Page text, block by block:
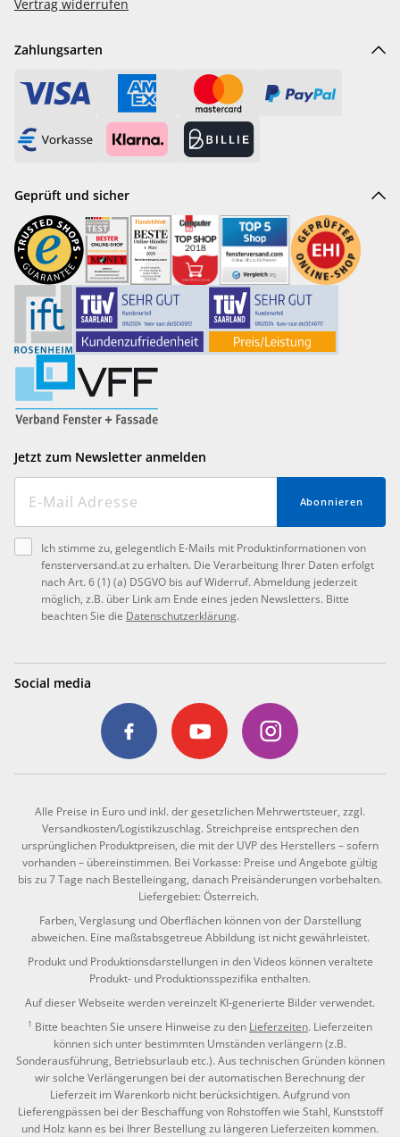
Vertrag widerrufen
Zahlungsarten
Geprüft und sicher
Jetzt zum Newsletter anmelden
Abonnieren
Ich stimme zu, gelegentlich E-Mails mit Produktinformationen von
fensterversand.at zu erhalten. Die Verarbeitung Ihrer Daten erfolgt
nach Art. 6 (1) (a) DSGVO bis auf Widerruf. Abmeldung jederzeit
möglich, z.B. über Link am Ende eines jeden Newsletters. Bitte
beachten Sie die Datenschutzerklärung.
Social media
Alle Preise in Euro und inkl. der gesetzlichen Mehrwertsteuer, zzgl.
Versandkosten/Logistikzuschlag. Streichpreise entsprechen den
ursprünglichen Produktpreisen, die mit der UVP des Herstellers – sofern
vorhanden – übereinstimmen. Bei Vorkasse: Preise und Angebote gültig
bis zu 7 Tage nach Bestelleingang, danach Preisänderungen vorbehalten.
Liefergebiet: Österreich.
Farben, Verglasung und Oberflächen können von der Darstellung
abweichen. Eine maßstabsgetreue Abbildung ist nicht gewährleistet.
Produkt und Produktionsdarstellungen in den Videos können veraltete
Produkt- und Produktionsspezifika enthalten.
Auf dieser Webseite werden vereinzelt KI-generierte Bilder verwendet.
1 Bitte beachten Sie unsere Hinweise zu den Lieferzeiten. Lieferzeiten
können sich unter bestimmten Umständen verlängern (z.B.
Sonderausführung, Betriebsurlaub etc.). Aus technischen Gründen können
wir solche Verlängerungen bei der automatischen Berechnung der
Lieferzeit im Warenkorb nicht berücksichtigen. Aufgrund von
Lieferengpässen bei der Beschaffung von Rohstoffen wie Stahl, Kunststoff
und Holz kann es bei Ihrer Bestellung zu längeren Lieferzeiten kommen.